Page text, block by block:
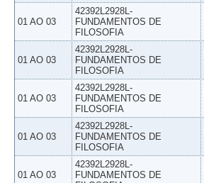
01 AO 03
42392L2928L-
FUNDAMENTOS DE
FILOSOFIA
01 AO 03
42392L2928L-
FUNDAMENTOS DE
FILOSOFIA
01 AO 03
42392L2928L-
FUNDAMENTOS DE
FILOSOFIA
01 AO 03
42392L2928L-
FUNDAMENTOS DE
FILOSOFIA
01 AO 03
42392L2928L-
FUNDAMENTOS DE